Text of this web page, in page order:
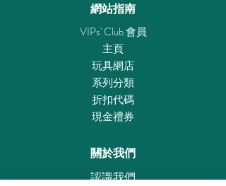
網站指南
VIPs' Club 會員
主頁
玩具網店
系列分類
折扣代碼
現金禮券
關於我們
認識我們